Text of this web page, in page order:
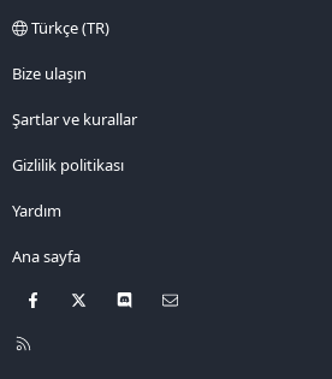
Türkçe (TR)
Bize ulaşın
Şartlar ve kurallar
Gizlilik politikası
Yardım
Ana sayfa
Facebook Discord
R